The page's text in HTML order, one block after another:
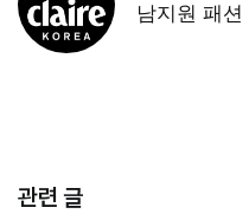
남지원 패
관련 글